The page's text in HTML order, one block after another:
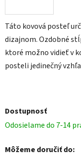
Táto kovová posteľ
dizajnom. Ozdobné
ktoré možno vidieť v
posteli jedinečný
Dostupnosť
Odosielame do 7-14
Môžeme doručiť do: